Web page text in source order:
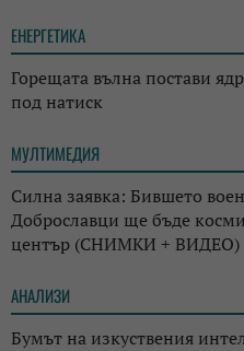
ЕНЕРГЕТИКА
Горещата вълна постави
под натиск
МУЛТИМЕДИЯ
Силна заявка: Бившето
Доброславци ще бъде
център (СНИМКИ + ВИДЕО)
АНАЛИЗИ
Бумът на изкуствения